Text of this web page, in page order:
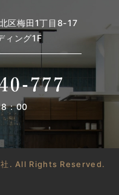
区梅田1丁目8-17
ィング1F
：00
. All Rights Reserved.